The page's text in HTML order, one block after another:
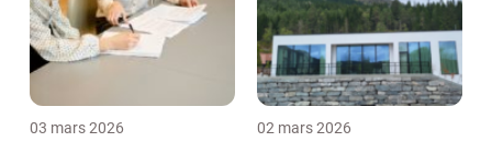
03 mars 2026 02 mars 2026